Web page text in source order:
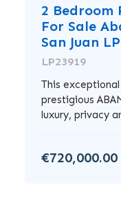
2 Bedroom
For Sale
San Juan
LP23919
This
prestigious
luxury, privacy
€720,000.00